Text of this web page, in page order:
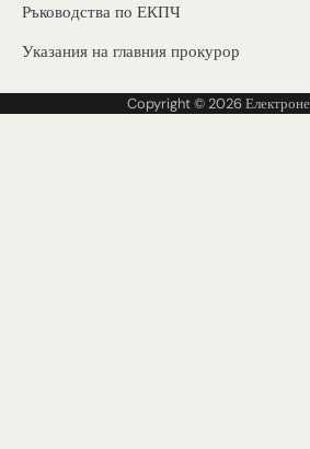
Ръководства по ЕКПЧ
Указания на главния прокурор
Copyright © 2026